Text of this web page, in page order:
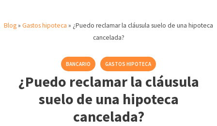
Blog» Gastos hipoteca » ¿Puedo reclamar la cláusula suelo de una hipoteca
cancelada?
BANCARIO GASTOS HIPOTECA
¿Puedo reclamar la cláusula
suelo de una hipoteca
cancelada?